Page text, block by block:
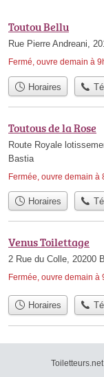
Toutou Bellu
Rue Pierre Andreani,
Fermé, ouvre demain à
Horaires
Toutous de la Rose
Route Royale
Bastia
Fermée, ouvre demain à
Horaires
Venus Toilettage
2 Rue du Colle, 20200
Fermée, ouvre demain à
Horaires